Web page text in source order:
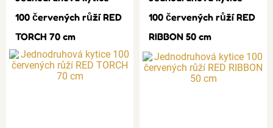
100 červených růží RED
TORCH 70 cm
100 červených růží RED
RIBBON 50 cm